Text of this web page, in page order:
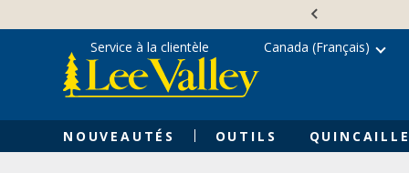
content
NOUVEAUTÉS OUTILS
Service à la clientèle Canada (Français)